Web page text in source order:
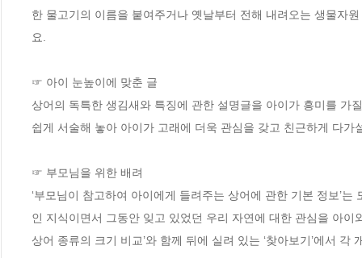
한 물고기의 이름을 붙여주거나 옛날부터 전해 내려오는 생물자
요.
☞ 아이 눈높이에 맞춘 글
상어의 독특한 생김새와 특징에 관한 설명글을 아이가 흥미를 가
쉽게 서술해 놓아 아이가 고래에 더욱 관심을 갖고 친근하게 다가
☞ 부모님을 위한 배려
‘부모님이 참고하여 아이에게 들려주는 상어에 관한 기본 정보’
인 지식이면서 그동안 잊고 있었던 우리 자연에 대한 관심을 아
상어 종류의 크기 비교’와 함께 뒤에 실려 있는 ‘찾아보기’에서